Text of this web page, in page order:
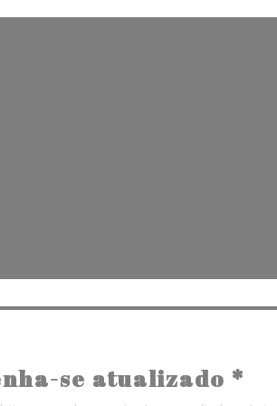
se atualizado *